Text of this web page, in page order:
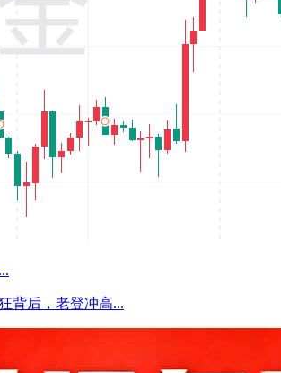
背后，老登冲高...